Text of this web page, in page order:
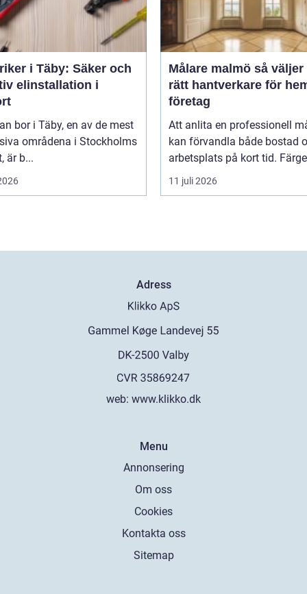
i Täby: Säker och
elinstallation i
bor i Täby, en av de mest
områdena i Stockholms
är b...
Målare malmö så väljer du
rätt hantverkare för
företag
Att anlita en professionell
kan förvandla både bostad
arbetsplats på kort tid.
11 juli 2026
Adress
web: www.klikko.dk
Menu
Annonsering
Om oss
Cookies
Kontakta oss
Sitemap